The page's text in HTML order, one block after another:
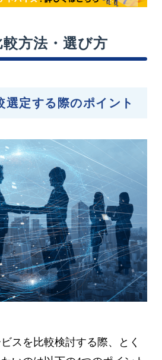
方法・選び方
選定する際のポイント
スを比較検討する際、とく